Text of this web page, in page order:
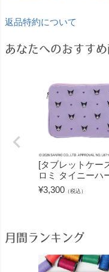
返品特約について
あなたへのおすす
[タブレットケー
ロミ タイニーハ
¥3,300 （税込）
月間ランキング